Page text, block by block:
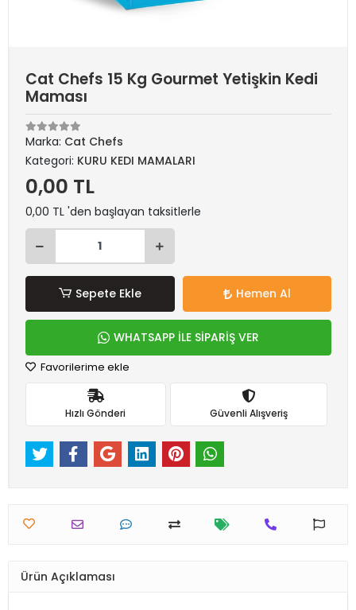
Cat Chefs 15 Kg Gourmet Yetişkin Kedi
Maması
Marka: Cat Chefs
Kategori: KURU KEDI MAMALARI
0,00 TL
0,00 TL 'den başlayan taksitlerle
Sepete Ekle Hemen Al
WHATSAPP İLE SİPARİŞ VER
Favorilerime ekle
Hızlı Gönderi Güvenli Alışveriş
Ürün Açıklaması